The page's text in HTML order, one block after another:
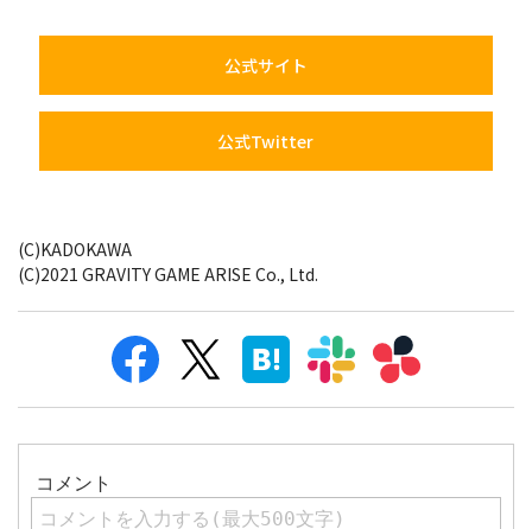
公式サイト
公式Twitter
(C)KADOKAWA
(C)2021 GRAVITY GAME ARISE Co., Ltd.